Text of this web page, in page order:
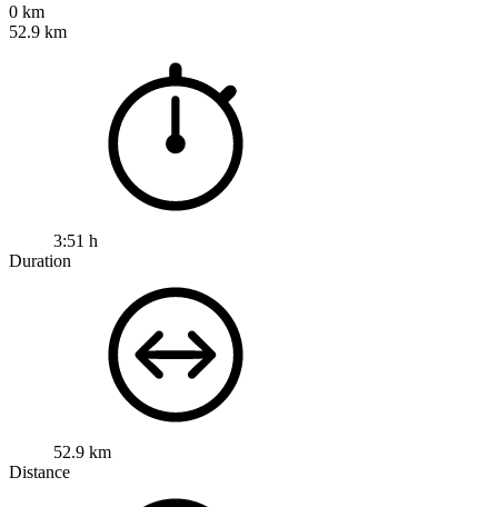
0 km
52.9 km
3:51 h
Duration
52.9 km
Distance